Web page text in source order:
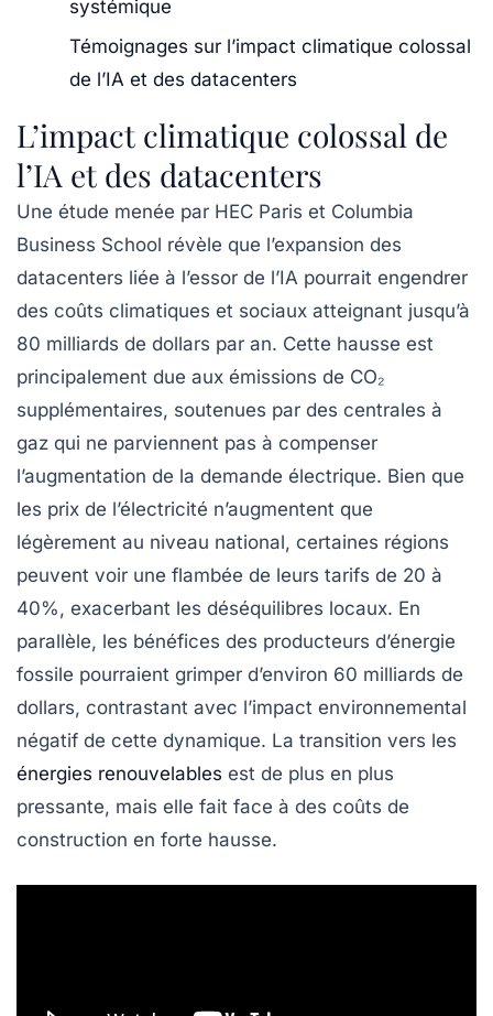
systémique
Témoignages sur l’impact climatique colossal
de l’IA et des datacenters
L’impact climatique colossal de
l’IA et des datacenters
Une étude menée par HEC Paris et Columbia
Business School révèle que l’expansion des
datacenters liée à l’essor de l’IA pourrait engendrer
des coûts climatiques et sociaux atteignant jusqu’à
80 milliards de dollars par an. Cette hausse est
principalement due aux émissions de CO₂
supplémentaires, soutenues par des centrales à
gaz qui ne parviennent pas à compenser
l’augmentation de la demande électrique. Bien que
les prix de l’électricité n’augmentent que
légèrement au niveau national, certaines régions
peuvent voir une flambée de leurs tarifs de 20 à
40%, exacerbant les déséquilibres locaux. En
parallèle, les bénéfices des producteurs d’énergie
fossile pourraient grimper d’environ 60 milliards de
dollars, contrastant avec l’impact environnemental
négatif de cette dynamique. La transition vers les
énergies renouvelables est de plus en plus
pressante, mais elle fait face à des coûts de
construction en forte hausse.